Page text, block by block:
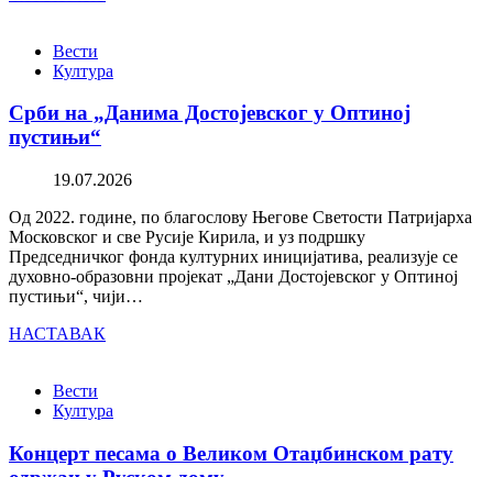
Вести
Култура
Срби на „Данима Достојевског у Оптиној
пустињи“
19.07.2026
Од 2022. године, по благослову Његове Светости Патријарха
Московског и све Русије Кирила, и уз подршку
Председничког фонда културних иницијатива, реализује се
духовно-образовни пројекат „Дани Достојевског у Оптиној
пустињи“, чији…
НАСТАВАК
Вести
Култура
Концерт песама о Великом Отаџбинском рату